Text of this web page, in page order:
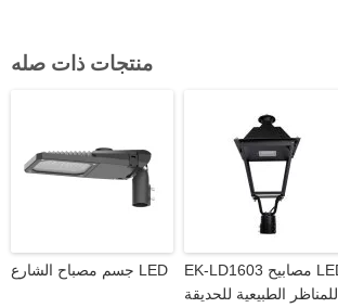
منتجات ذات صله
جسم مصباح الشارع LED
EK-LD1603 مصابيح LED
للمناظر الطبيعية للحديقة